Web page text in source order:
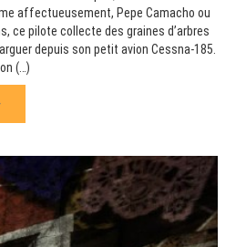
affectueusement, Pepe Camacho ou
ce pilote collecte des graines d’arbres
depuis son petit avion Cessna-185.
(…)